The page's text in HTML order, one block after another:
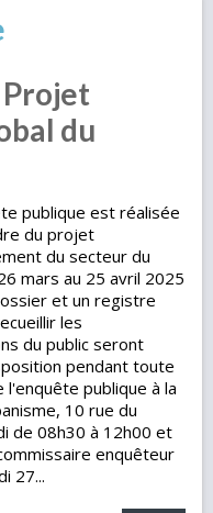
Projet
du
publique est réalisée
du projet
du secteur du
mars au 25 avril 2025
et un registre
les
du public seront
pendant toute
l'enquête publique à la
10 rue du
de 08h30 à 12h00 et
enquêteur
27...